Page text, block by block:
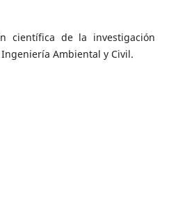
científica de la investigación
Ambiental y Civil.